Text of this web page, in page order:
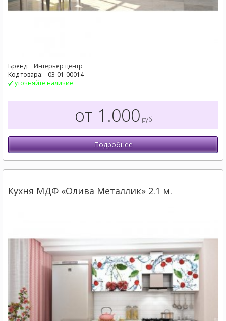
Бренд:
Интерьер центр
Код товара:
03-01-00014
уточняйте наличие
от 1.000 руб
Подробнее
Кухня МДФ «Олива Металлик» 2.1 м.